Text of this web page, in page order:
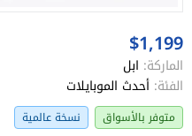
$1,199
الماركة: ابل
الفئة: أحدث الموبايلات
متوفر بالأسواق نسخة عالمية